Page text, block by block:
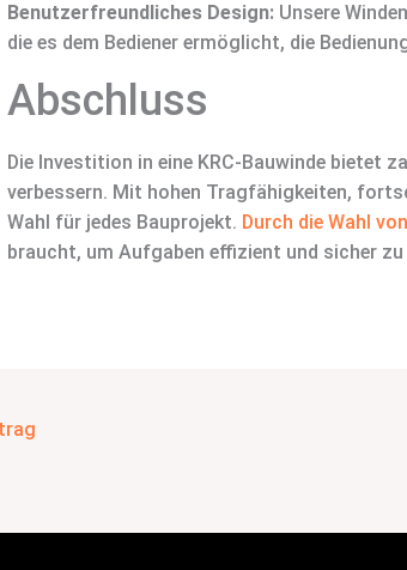
Benutzerfreundliches Design:Unsere
die es dem Bediener ermöglicht, die
Abschluss
Die Investition in eine KRC-Bauwinde bietet
verbessern. Mit hohen Tragfähigkeiten,
Wahl für jedes Bauprojekt. Durch die Wahl
braucht, um Aufgaben effizient und sicher